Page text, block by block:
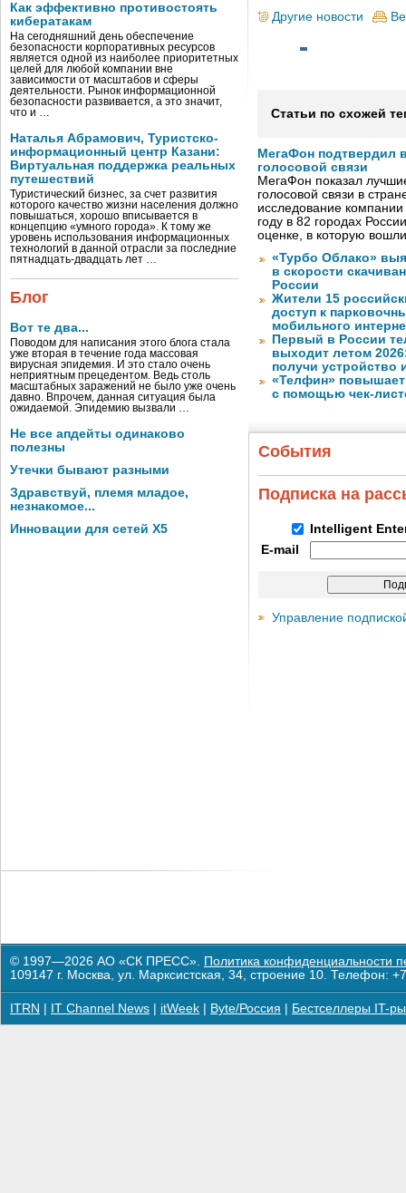
Как эффективно противостоять
кибератакам
На сегодняшний день обеспечение
безопасности корпоративных ресурсов
является одной из наиболее приоритетных
целей для любой компании вне
зависимости от масштабов и сферы
деятельности. Рынок информационной
безопасности развивается, а это значит,
что и …
Наталья Абрамович, Туристско-
информационный центр Казани:
Виртуальная поддержка реальных
путешествий
Туристический бизнес, за счет развития
которого качество жизни населения должно
повышаться, хорошо вписывается в
концепцию «умного города». К тому же
уровень использования информационных
технологий в данной отрасли за последние
пятнадцать-двадцать лет …
Блог
Вот те два...
Поводом для написания этого блога стала
уже вторая в течение года массовая
вирусная эпидемия. И это стало очень
неприятным прецедентом. Ведь столь
масштабных заражений не было уже очень
давно. Впрочем, данная ситуация была
ожидаемой. Эпидемию вызвали …
Не все апдейты одинаково
полезны
Утечки бывают разными
Здравствуй, племя младое,
незнакомое...
Инновации для сетей X5
Другие новости
Статьи по схожей
МегаФон подтвердил
голосовой связи
МегаФон показал
голосовой связи в
исследование
году в 82 городах
оценке, в которую
«Турбо Облако»
в скорости
России
Жители 15
доступ к
мобильного
Первый в России
выходит летом
получи устройство
«Телфин» повышает
с помощью чек-
События
Подписка на
Intelligent
E-mail
Управление
© 1997—2026 АО «СК ПРЕСС». Политика конфиденциальности
109147 г. Москва, ул. Марксистская, 34, строение 10. Телефон:
ITRN IT Channel News itWeek Byte/Россия Бестселлеры IT-